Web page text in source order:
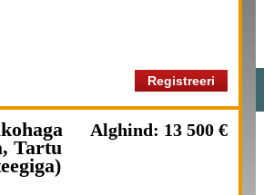
Registreeri
Tartu
Alghind: 13 500 €